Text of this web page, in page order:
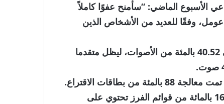
الأسبوع الماضي: “سأمنح عفوًا كاملاً
عومل، وفقًا للعديد من الأشخاص الذين
وبعد فرز 97 بالمئة من الأصوات، حصل عصفورا على 40.52 بالمئة من الأصوات، ليظل متقدما
وكان فرز الأصوات قد توقف مؤقتا يوم الجمعة، حيث تمت معالجة 88 بالمئة من بطاقات الاقتراع.
ووفقا للمجلس الانتخابي الوطني (CNE)، فإن حوالي 16 بالمائة من قوائم الفرز تحتوي على